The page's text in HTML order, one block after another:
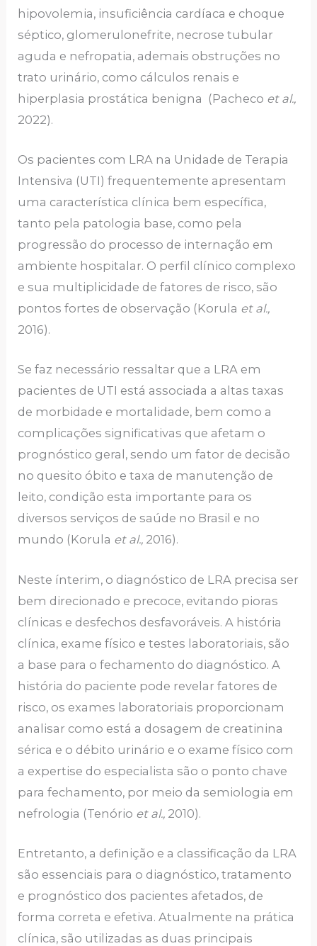
hipovolemia, insuficiência cardíaca e choque
séptico, glomerulonefrite, necrose tubular
aguda e nefropatia, ademais obstruções no
trato urinário, como cálculos renais e
hiperplasia prostática benigna (Pacheco et al.,
2022).
Os pacientes com LRA na Unidade de Terapia
Intensiva (UTI) frequentemente apresentam
uma característica clínica bem específica,
tanto pela patologia base, como pela
progressão do processo de internação em
ambiente hospitalar. O perfil clínico complexo
e sua multiplicidade de fatores de risco, são
pontos fortes de observação (Korula et al.,
2016).
Se faz necessário ressaltar que a LRA em
pacientes de UTI está associada a altas taxas
de morbidade e mortalidade, bem como a
complicações significativas que afetam o
prognóstico geral, sendo um fator de decisão
no quesito óbito e taxa de manutenção de
leito, condição esta importante para os
diversos serviços de saúde no Brasil e no
mundo (Korula et al., 2016).
Neste ínterim, o diagnóstico de LRA precisa ser
bem direcionado e precoce, evitando pioras
clínicas e desfechos desfavoráveis. A história
clínica, exame físico e testes laboratoriais, são
a base para o fechamento do diagnóstico. A
história do paciente pode revelar fatores de
risco, os exames laboratoriais proporcionam
analisar como está a dosagem de creatinina
sérica e o débito urinário e o exame físico com
a expertise do especialista são o ponto chave
para fechamento, por meio da semiologia em
nefrologia (Tenório et al., 2010).
Entretanto, a definição e a classificação da LRA
são essenciais para o diagnóstico, tratamento
e prognóstico dos pacientes afetados, de
forma correta e efetiva. Atualmente na prática
clínica, são utilizadas as duas principais